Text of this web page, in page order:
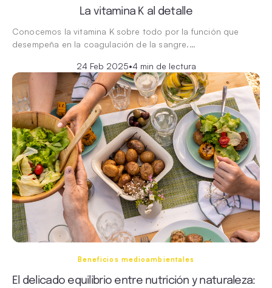
La vitamina K al detalle
Conocemos la vitamina K sobre todo por la función que
desempeña en la coagulación de la sangre.…
24 Feb 2025•4 min de lectura
Beneficios medioambientales
El delicado equilibrio entre nutrición y naturaleza: